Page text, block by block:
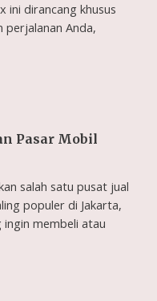
dirancang khusus
perjalanan Anda,
Pasar Mobil
salah satu pusat jual
populer di Jakarta,
ingin membeli atau